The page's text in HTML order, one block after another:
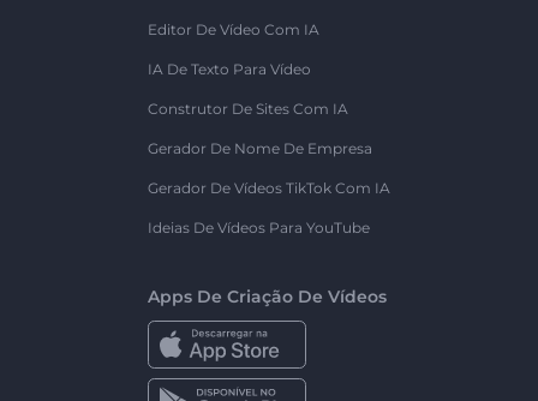
Editor De Vídeo Com IA
IA De Texto Para Vídeo
Construtor De Sites Com IA
Gerador De Nome De Empresa
Gerador De Vídeos TikTok Com IA
Ideias De Vídeos Para YouTube
Apps De Criação De Vídeos